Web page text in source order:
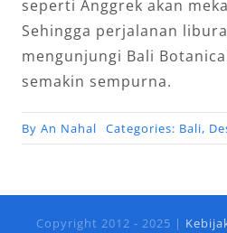
seperti Anggrek akan
Sehingga perjalanan
mengunjungi Bali
semakin sempurna.
By An Nahal Categories: Bali,
Copyright 2012 - 2025 |